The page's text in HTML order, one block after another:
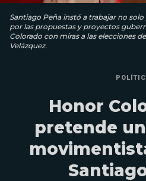
Santiago Peña instó a trabajar no
por las propuestas y proyectos
Colorado con miras a las elecciones
Velázquez.
Honor
pretende